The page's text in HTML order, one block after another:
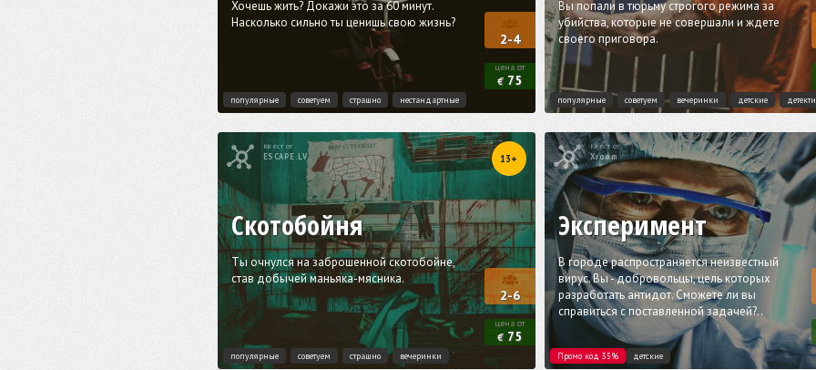
2-4
цена от
€ 75
Хочешь жить? Докажи это за 60 минут.
Насколько сильно ты ценишь свою жизнь?
популярные советуем страшно нестандартные
Вы попали в тюрьму строгого режима за
убийства, которые не совершали и ждете
своего приговора.
популярные советуем вечеринки детские
Квест от
ESCAPE.LV 13+
2-6
цена от
€ 75
Скотобойня
Tы очнулся на заброшенной скотобойне,
став добычей маньяка-мясника.
популярные советуем страшно вечеринки
Квест от
Xroom
Эксперимент
В городе распространяется неизвестный
вирус. Вы - добровольцы, цель которых
разработать антидот. Сможете ли вы
справиться с поставленной задачей?..
Промо код 35% детские